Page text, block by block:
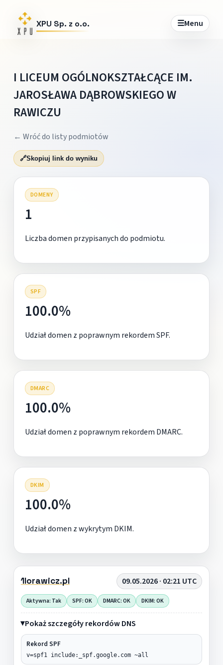
XPU Sp. z o.o. ☰Menu
I LICEUM OGÓLNOKSZTAŁCĄCE IM.
JAROSŁAWA DĄBROWSKIEGO W
RAWICZU
← Wróć do listy podmiotów
🔗Skopiuj link do wyniku
DOMENY
1
Liczba domen przypisanych do podmiotu.
SPF
100.0%
Udział domen z poprawnym rekordem SPF.
DMARC
100.0%
Udział domen z poprawnym rekordem DMARC.
DKIM
100.0%
Udział domen z wykrytym DKIM.
1lorawicz.pl 09.05.2026 · 02:21 UTC
Aktywna: Tak SPF: OK DMARC: OK DKIM: OK
Pokaż szczegóły rekordów DNS
Rekord SPF
v=spf1 include:_spf.google.com ~all